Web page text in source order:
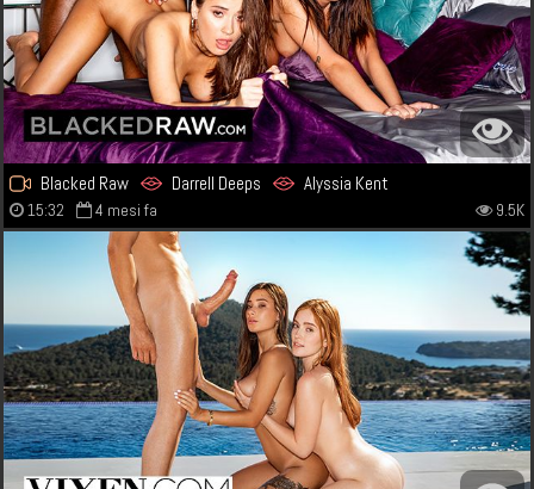
Blacked Raw Darrell Deeps Alyssia Kent
15:32 4 mesi fa 9.5K